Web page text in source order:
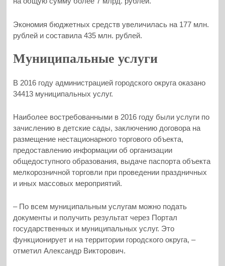
Экономия бюджетных средств увеличилась на 177 млн.
рублей и составила 435 млн. рублей.
Муниципальные услуги
В 2016 году администрацией городского округа оказано
34413 муниципальных услуг.
Наиболее востребованными в 2016 году были услуги по
зачислению в детские сады, заключению договора на
размещение нестационарного торгового объекта,
предоставлению информации об организации
общедоступного образования, выдаче паспорта объекта
мелкорозничной торговли при проведении праздничных
и иных массовых мероприятий.
– По всем муниципальным услугам можно подать
документы и получить результат через Портал
государственных и муниципальных услуг. Это
функционирует и на территории городского округа, –
отметил Александр Викторович.